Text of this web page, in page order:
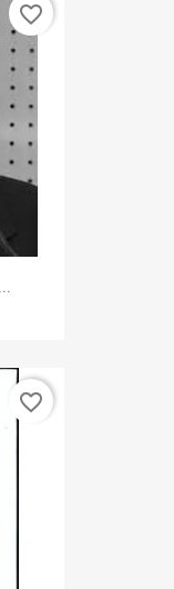
favorite_border
favorite_border